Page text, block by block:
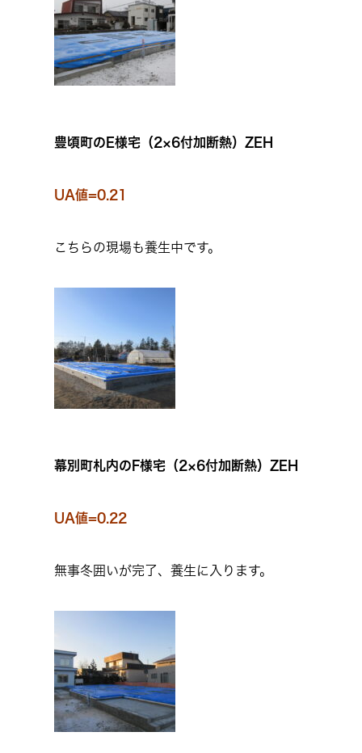
豊頃町のE様宅（2×6付加断熱）ZEH
UA値=0.21
こちらの現場も養生中です。
幕別町札内のF様宅（2×6付加断熱）ZEH
UA値=0.22
無事冬囲いが完了、養生に入ります。